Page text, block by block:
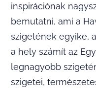
inspirációnak
bemutatni, ami a
szigetének egyike,
a hely számít az
legnagyobb
szigetei,